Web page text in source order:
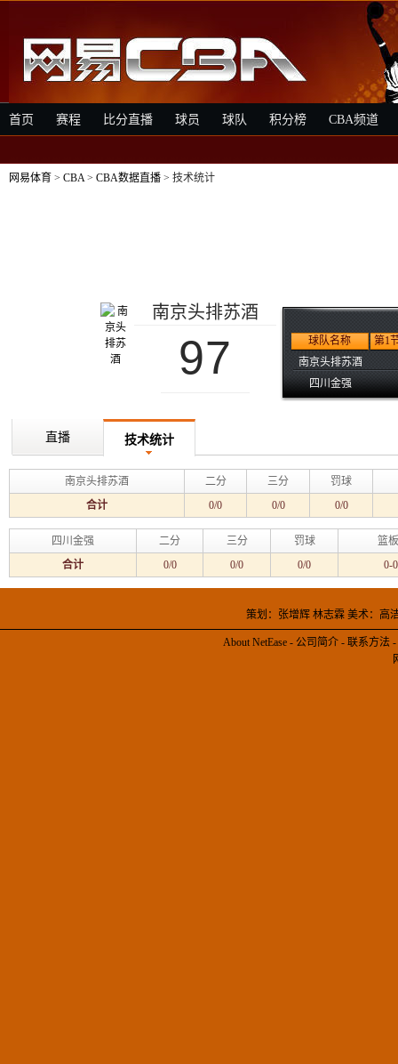
首页 赛程 比分直播 球员 球队 积分榜 CBA频道
网易体育 > CBA> CBA数据直播 > 技术统计
南京头排苏酒
97 球队名称
第1
南京头排苏酒
四川金强
直播 技术统计
南京头排苏酒 二分 三分
罚球
合计
0/0 0/0 0/0
四川金强 二分 三分 罚球
篮
合计
0/0 0/0 0/0 0-
策划：张增辉 林志霖 美术：
About NetEase - 公司简介 - 联系方法 -